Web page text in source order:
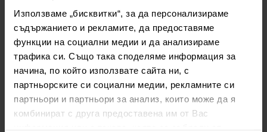
Използваме „бисквитки“, за да персонализираме
съдържанието и рекламите, да предоставяме
функции на социални медии и да анализираме
трафика си. Също така споделяме информация за
начина, по който използвате сайта ни, с
партньорските си социални медии, рекламните си
партньори и партньори за анализ, които може да я
комбинират с друга предоставена им от Вас